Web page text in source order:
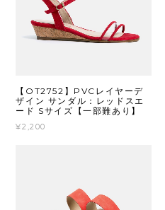
【OT2752】PVCレイヤーデ
ザイン サンダル：レッドスエ
ード Sサイズ【一部難あり】
¥2,200